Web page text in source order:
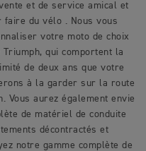
et de service amical et
faire du vélo . Nous vous
votre moto de choix
qui comportent la
de deux ans que votre
à la garder sur la route
Vous aurez également envie
de matériel de conduite
décontractés et
notre gamme complète de